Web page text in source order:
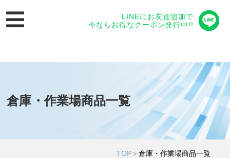
LINEにお友達追加で
今ならお得なクーポン発行中!!
倉庫・作業場商品一覧
TOP＞ 倉庫・作業場商品一覧